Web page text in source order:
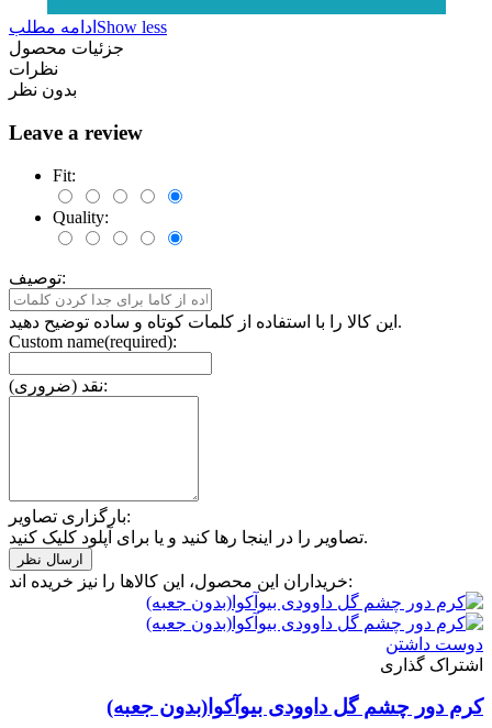
ادامه مطلب Show less
جزئیات محصول
نظرات
بدون نظر
Leave a review
Fit:
Quality:
توصیف:
این کالا را با استفاده از کلمات کوتاه و ساده توضیح دهید.
Custom name(required):
نقد (ضروری):
بارگزاری تصاویر:
تصاویر را در اینجا رها کنید و یا برای آپلود کلیک کنید.
خریداران این محصول، این کالاها را نیز خریده اند:
دوست داشتن
اشتراک گذاری
کرم دور چشم گل داوودی بیوآکوا(بدون جعبه)